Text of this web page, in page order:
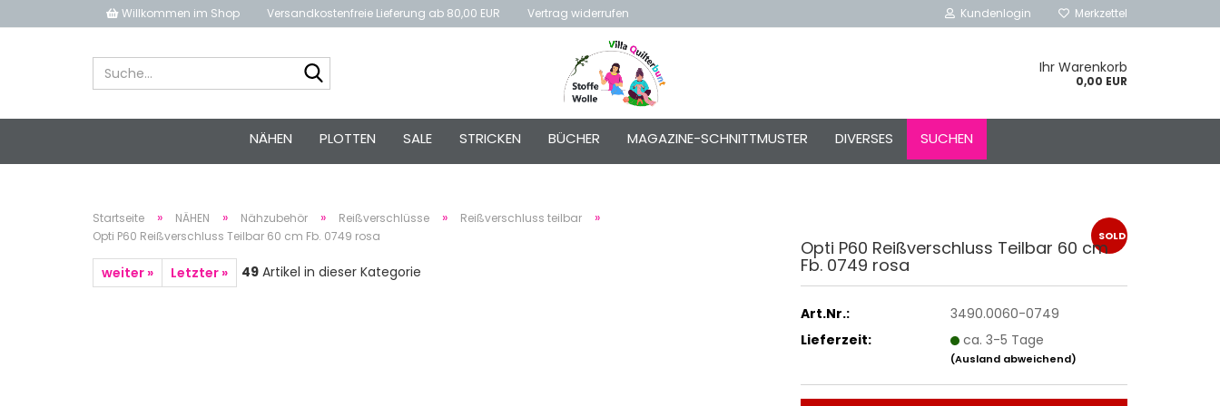
Willkommen im Shop Versandkostenfreie Lieferung ab 80,00 EUR Vertrag widerrufen Kundenlogin
Konto erstellen
Schnelle Anmeldung mit
Merkzettel
Ihr Warenkorb
0,00 EUR
NÄHEN PLOTTEN SALE STRICKEN BÜCHER MAGAZINE-SCHNITTMUSTER DIVERSES SUCHEN
Startseite » NÄHEN » Nähzubehör » Reißverschlüsse » Reißverschluss teilbar »
Opti P60 Reißverschluss Teilbar 60 cm Fb. 0749 rosa
weiter » Letzter » 49 Artikel in dieser Kategorie
SOLD
Opti P60 Reißverschluss Teilbar 60 cm
Fb. 0749 rosa
Art.Nr.:
3490.0060-0749
Lieferzeit:
ca. 3-5 Tage
(Ausland abweichend)